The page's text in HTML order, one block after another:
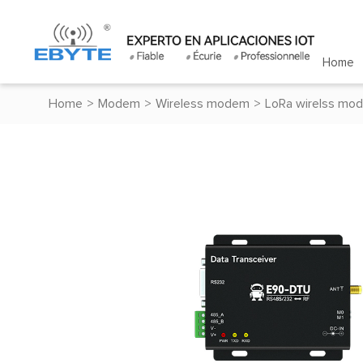
Home
Home > Modem > Wireless modem > LoRa wirelss